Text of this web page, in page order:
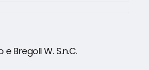
Bregoli W. S.n.C.